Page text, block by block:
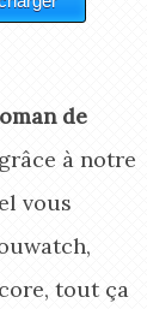
de
à notre
vous
tout ça